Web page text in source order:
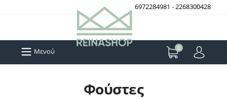
6972284981 -2268300428
Μενού 0
Φούστες